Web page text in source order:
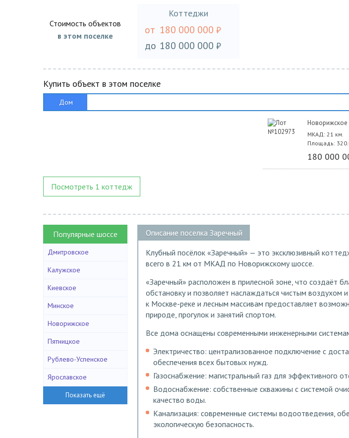
Стоимость объектов
в этом поселке
Коттеджи
от 180 000 000 ₽
до 180 000 000 ₽
Купить объект в этом поселке
Дом
Новорижское
МКАД: 21 км.
Площадь:
180 000
Посмотреть 1 коттедж
Популярные шоссе
Дмитровское
Калужское
Киевское
Минское
Новорижское
Пятницкое
Рублево-Успенское
Ярославское
Описание поселка Заречный
Клубный посёлок «Заречный» — это эксклюзивный
всего в 21 км от МКАД по Новорижскому шоссе.
«Заречный» расположен в прилесной зоне, что создаёт
обстановку и позволяет наслаждаться чистым воздухом
к Москве-реке и лесным массивам предоставляет
природе, прогулок и занятий спортом.
Все дома оснащены современными инженерными
Электричество: централизованное подключение с
обеспечения всех бытовых нужд.
Газоснабжение: магистральный газ для эффективного
Водоснабжение: собственные скважины с системой
качество воды.
Канализация: современные системы водоотведения,
экологическую безопасность.